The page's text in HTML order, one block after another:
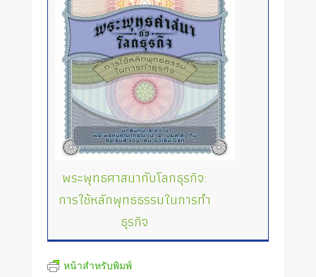
พระพุทธศาสนากับโลกธุรกิจ:
การใช้หลักพุทธธรรมในการทำ
ธุรกิจ
หน้าสำหรับพิมพ์